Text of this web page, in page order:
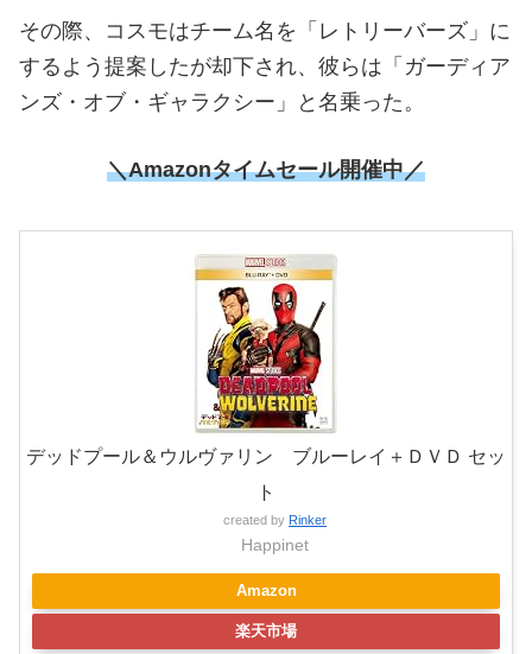
その際、コスモはチーム名を「レトリーバーズ」に
するよう提案したが却下され、彼らは「ガーディア
ンズ・オブ・ギャラクシー」と名乗った。
＼Amazonタイムセール開催中／
デッドプール＆ウルヴァリン ブルーレイ＋ＤＶＤ セッ
ト
created by Rinker
Happinet
Amazon
楽天市場